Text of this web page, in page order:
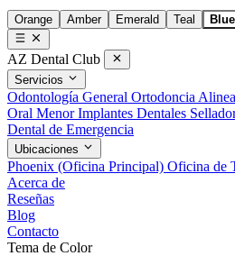
Orange Amber Emerald Teal Blue
AZ Dental Club
Servicios
Odontología General Ortodoncia
Oral MenorImplantes Dentales
Dental de Emergencia
Ubicaciones
Phoenix (Oficina Principal) Oficina de
Acerca de
Reseñas
Blog
Contacto
Tema de Color